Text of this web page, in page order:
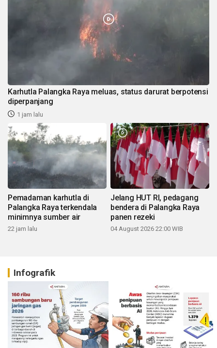
Karhutla Palangka Raya meluas, status darurat berpotensi
diperpanjang
1 jam lalu
Pemadaman karhutla di
Palangka Raya terkendala
minimnya sumber air
22 jam lalu
Jelang HUT RI, pedagang
bendera di Palangka Raya
panen rezeki
04 August 2026 22:00 WIB
Infografik